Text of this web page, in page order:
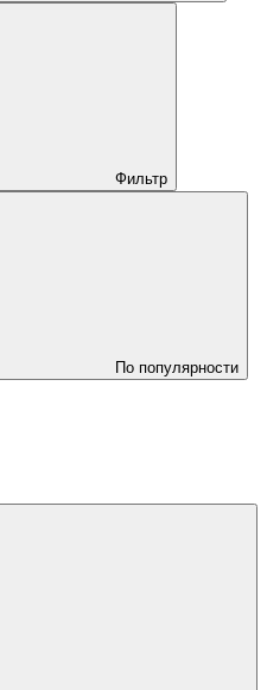
Фильтр
По популярности